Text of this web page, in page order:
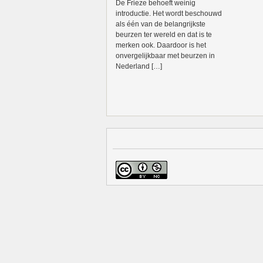
De Frieze behoeft weinig
introductie. Het wordt beschouwd
als één van de belangrijkste
beurzen ter wereld en dat is te
merken ook. Daardoor is het
onvergelijkbaar met beurzen in
Nederland […]